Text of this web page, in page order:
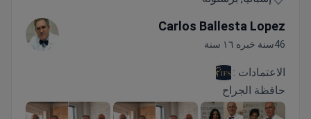
Carlos Ballesta Lopez
46سنة خبره ١٦ سنة
الاعتمادات :
حافظة الجراح